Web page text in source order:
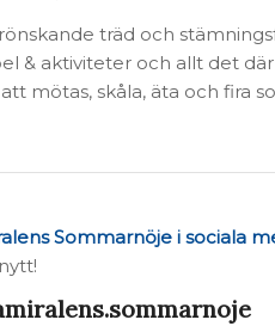
träd och
& aktiviteter och allt det
mötas, skåla, äta och fira
Sommarnöje i sociala